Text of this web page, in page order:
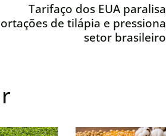
Tarifaço dos EUA paralisa
de tilápia e pressiona
setor brasileiro